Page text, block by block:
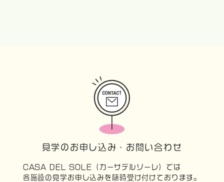
見学のお申し込み・お問い合わせ
CASA DEL SOLE（カーサデルソーレ）では
各施設の見学お申し込みを随時受け付けております。